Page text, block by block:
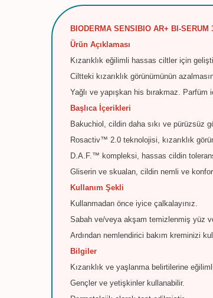
BIODERMA SENSIBIO AR+ BI-SERUM
Ürün Açıklaması
Kızarıklık eğilimli hassas ciltler için
Ciltteki kızarıklık görünümünün
Yağlı ve yapışkan his bırakmaz. Parfüm
Başlıca İçerikleri
Bakuchiol, cildin daha sıkı ve pürüzsüz
Rosactiv™ 2.0 teknolojisi, kızarıklık
D.A.F.™ kompleksi, hassas cildin
Gliserin ve skualan, cildin nemli ve
Kullanım Şekli
Kullanmadan önce iyice çalkalayınız.
Sabah ve/veya akşam temizlenmiş yüz
Ardından nemlendirici bakım kreminizi
Bilgiler
Kızarıklık ve yaşlanma belirtilerine
Gençler ve yetişkinler kullanabilir.